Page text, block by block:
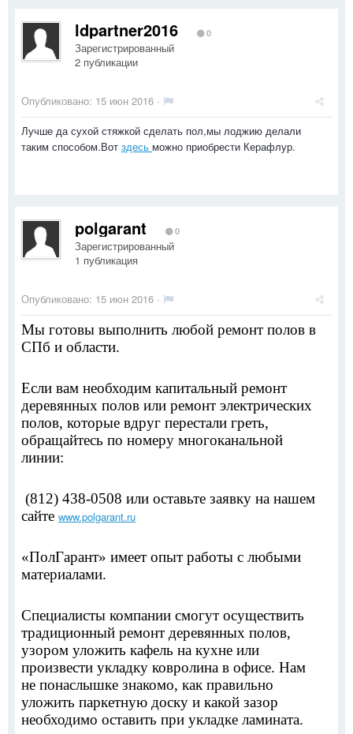
ldpartner2016 0
Зарегистрированный
2 публикации
Опубликовано: 15 июн 2016 ·
Лучше да сухой стяжкой сделать пол,мы лоджию делали
таким способом.Вот здесь можно приобрести Керафлур.
polgarant 0
Зарегистрированный
1 публикация
Опубликовано: 15 июн 2016 ·
Мы готовы выполнить любой ремонт полов в
СПб и области.
Если вам необходим капитальный ремонт
деревянных полов или ремонт электрических
полов, которые вдруг перестали греть,
обращайтесь по номеру многоканальной
линии:
(812) 438-0508 или оставьте заявку на нашем
сайте www.polgarant.ru
«ПолГарант» имеет опыт работы с любыми
материалами.
Специалисты компании смогут осуществить
традиционный ремонт деревянных полов,
узором уложить кафель на кухне или
произвести укладку ковролина в офисе. Нам
не понаслышке знакомо, как правильно
уложить паркетную доску и какой зазор
необходимо оставить при укладке ламината.